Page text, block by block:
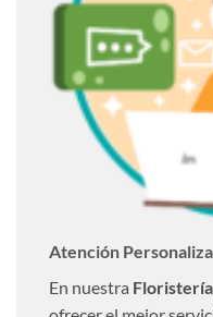
Atención
En nuestra